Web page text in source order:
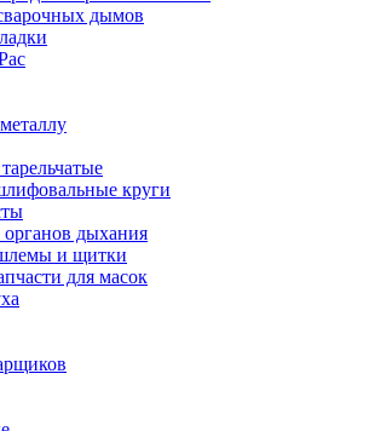
дымов
круги
органов дыхания
и щитки
для масок